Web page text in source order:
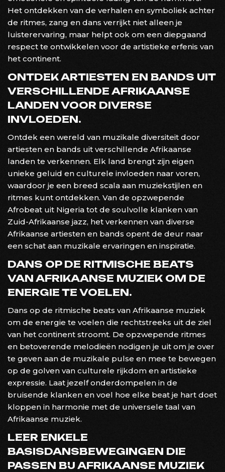
Het ontdekken van de verhalen en symboliek achter
de ritmes, zang en dans verrijkt niet alleen je
luisterervaring, maar helpt ook om een diepgaand
respect te ontwikkelen voor de artistieke erfenis van
het continent.
ONTDEK ARTIESTEN EN BANDS UIT
VERSCHILLENDE AFRIKAANSE
LANDEN VOOR DIVERSE
INVLOEDEN.
Ontdek een wereld van muzikale diversiteit door
artiesten en bands uit verschillende Afrikaanse
landen te verkennen. Elk land brengt zijn eigen
unieke geluid en culturele invloeden naar voren,
waardoor je een breed scala aan muziekstijlen en
ritmes kunt ontdekken. Van de opzwepende
Afrobeat uit Nigeria tot de soulvolle klanken van
Zuid-Afrikaanse jazz, het verkennen van diverse
Afrikaanse artiesten en bands opent de deur naar
een schat aan muzikale ervaringen en inspiratie.
DANS OP DE RITMISCHE BEATS
VAN AFRIKAANSE MUZIEK OM DE
ENERGIE TE VOELEN.
Dans op de ritmische beats van Afrikaanse muziek
om de energie te voelen die rechtstreeks uit de ziel
van het continent stroomt. De opzwepende ritmes
en betoverende melodieën nodigen je uit om je over
te geven aan de muzikale pulse en mee te bewegen
op de golven van culturele rijkdom en artistieke
expressie. Laat jezelf onderdompelen in de
bruisende klanken en voel hoe elke beat je hart doet
kloppen in harmonie met de universele taal van
Afrikaanse muziek.
LEER ENKELE
BASISDANSBEWEGINGEN DIE
PASSEN BIJ AFRIKAANSE MUZIEK